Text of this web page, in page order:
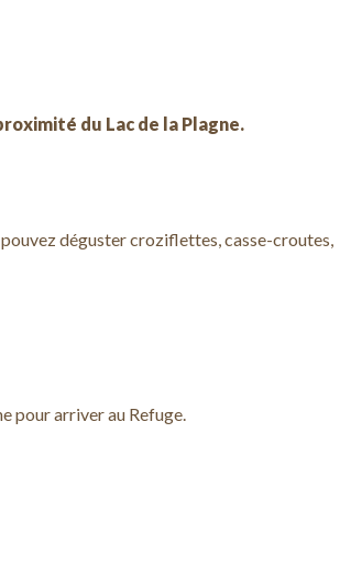
du Lac de la Plagne.
déguster croziflettes, casse-croutes,
pour arriver au Refuge.